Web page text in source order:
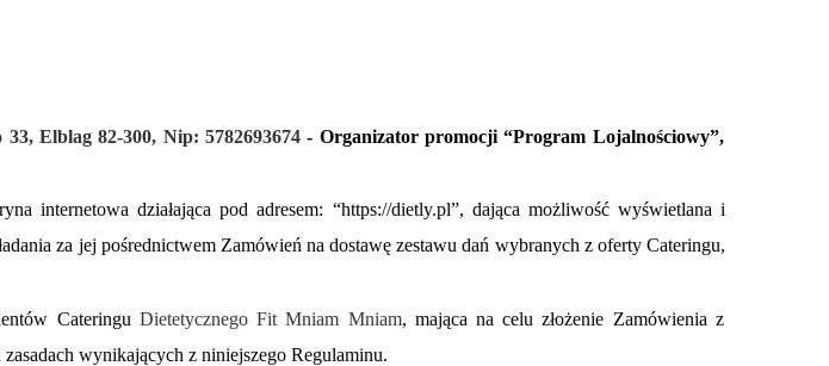
Elblag 82-300, Nip: 5782693674- Organizator promocji “Program Lojalnościowy”,
internetowa działająca pod adresem: “https://dietly.pl”, dająca możliwość wyświetlana i
za jej pośrednictwem Zamówień na dostawę zestawu dań wybranych z oferty Cateringu,
Cateringu Dietetycznego Fit Mniam Mniam, mająca na celu złożenie Zamówienia z
wynikających z niniejszego Regulaminu.